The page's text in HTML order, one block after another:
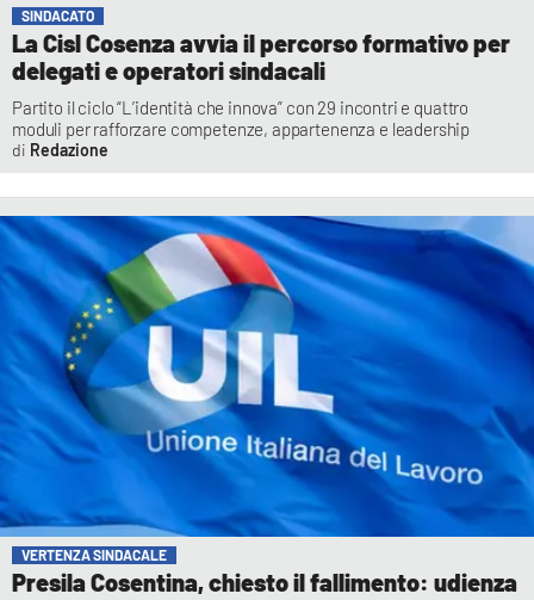
SINDACATO
La Cisl Cosenza avvia il percorso formativo per
delegati e operatori sindacali
Partito il ciclo “L’identità che innova” con 29 incontri e quattro
moduli per rafforzare competenze, appartenenza e leadership
Redazione
VERTENZA SINDACALE
Presila Cosentina, chiesto il fallimento: udienza